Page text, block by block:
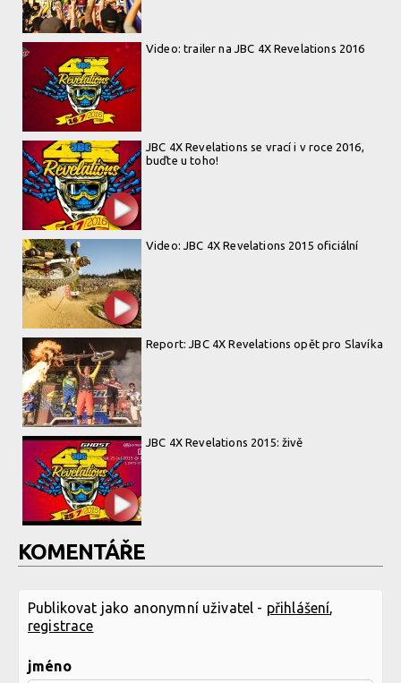
Video: trailer na JBC 4X Revelations 2016
JBC 4X Revelations se vrací i v roce 2016,
buďte u toho!
Video: JBC 4X Revelations 2015 oficiální
Report: JBC 4X Revelations opět pro Slavíka
JBC 4X Revelations 2015: živě
KOMENTÁŘE
Publikovat jako anonymní uživatel - přihlášení,
registrace
jméno